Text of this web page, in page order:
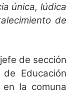
única, lúdica
de
de sección
Educación
la comuna